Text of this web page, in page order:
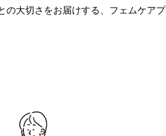
の大切さをお届けする、フェムケアプ